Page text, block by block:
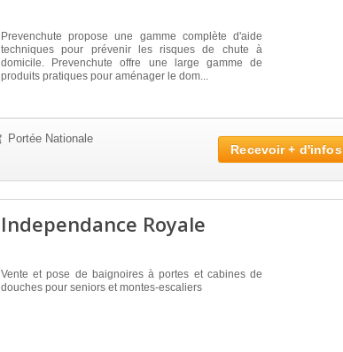
Prevenchute propose une gamme complète d'aide
techniques pour prévenir les risques de chute à
domicile. Prevenchute offre une large gamme de
produits pratiques pour aménager le dom...
Portée Nationale
Recevoir + d'infos
Independance Royale
Vente et pose de baignoires à portes et cabines de
douches pour seniors et montes-escaliers